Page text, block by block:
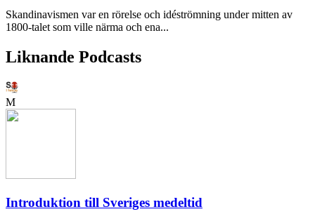
Skandinavismen var en rörelse och idéströmning under mitten av
1800-talet som ville närma och ena...
Liknande Podcasts
M
Introduktion till Sveriges medeltid